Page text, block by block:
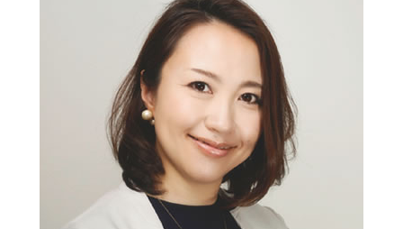
株式 譲渡 制限 会社
起業 事業計画書
株式会社 設立費用
新創業融資制度 必要書類
会社設立 期間
税務調査 個人事業主
電子帳簿保存法 要件
決算書 とは
税務書類 作成
青色申告 とは
確定申告 必要書類
税務相談 岐阜県 相談
税務相談 岐阜県 税理士
会社設立 一宮市 相談
会社設立 一宮市 税理士
税務相談 日進市 相談
事業承継 一宮市 相談
税務相談 愛知県 相談
事業承継 愛知県 相談
税務相談 名古屋市 税理士
事業承継 一宮市 税理士